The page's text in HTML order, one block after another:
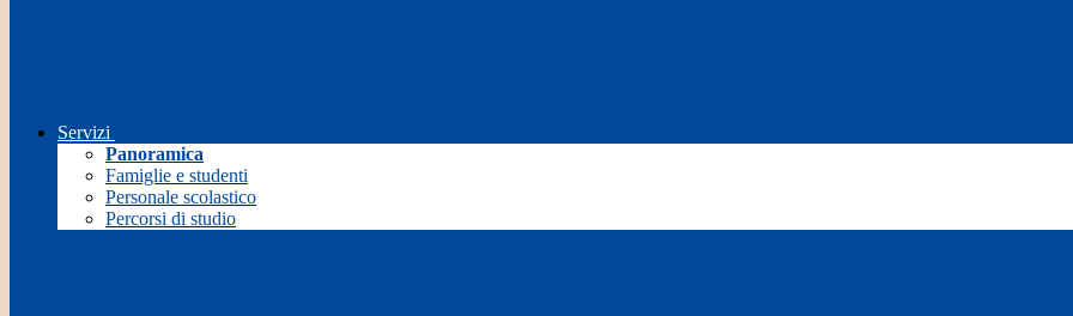
Servizi
Panoramica
Famiglie e studenti
Personale scolastico
Percorsi di studio